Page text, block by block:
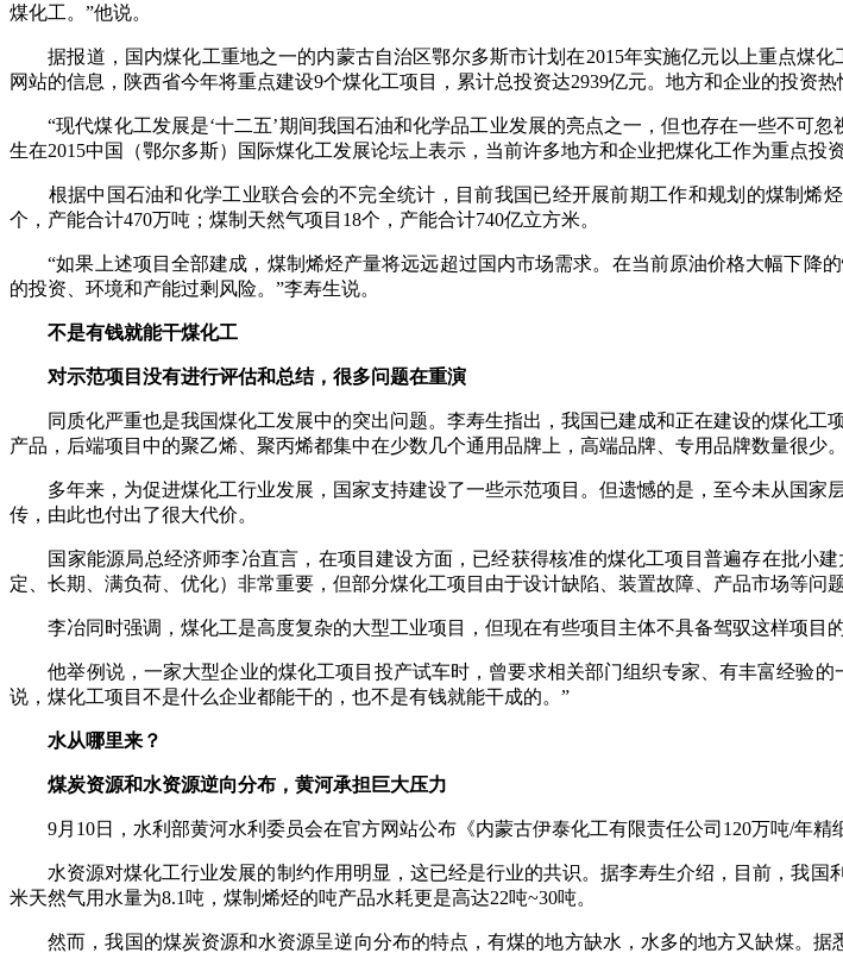
煤化工。”他说。
据报道，国内煤化工重地之一的内蒙古自治区鄂尔多斯市计划在2015年实施亿元以上重点煤化
网站的信息，陕西省今年将重点建设9个煤化工项目，累计总投资达2939亿元。地方和企业的投资热
“现代煤化工发展是‘十二五’期间我国石油和化学品工业发展的亮点之一，但也存在一些不可
生在2015中国（鄂尔多斯）国际煤化工发展论坛上表示，当前许多地方和企业把煤化工作为重点投
根据中国石油和化学工业联合会的不完全统计，目前我国已经开展前期工作和规划的煤制烯
个，产能合计470万吨；煤制天然气项目18个，产能合计740亿立方米。
“如果上述项目全部建成，煤制烯烃产量将远远超过国内市场需求。在当前原油价格大幅下降
的投资、环境和产能过剩风险。”李寿生说。
不是有钱就能干煤化工
对示范项目没有进行评估和总结，很多问题在重演
同质化严重也是我国煤化工发展中的突出问题。李寿生指出，我国已建成和正在建设的煤化工
产品，后端项目中的聚乙烯、聚丙烯都集中在少数几个通用品牌上，高端品牌、专用品牌数量很
多年来，为促进煤化工行业发展，国家支持建设了一些示范项目。但遗憾的是，至今未从国家
传，由此也付出了很大代价。
国家能源局总经济师李冶直言，在项目建设方面，已经获得核准的煤化工项目普遍存在批小
定、长期、满负荷、优化）非常重要，但部分煤化工项目由于设计缺陷、装置故障、产品市场等问
李冶同时强调，煤化工是高度复杂的大型工业项目，但现在有些项目主体不具备驾驭这样项目
他举例说，一家大型企业的煤化工项目投产试车时，曾要求相关部门组织专家、有丰富经验的
说，煤化工项目不是什么企业都能干的，也不是有钱就能干成的。”
水从哪里来？
煤炭资源和水资源逆向分布，黄河承担巨大压力
9月10日，水利部黄河水利委员会在官方网站公布《内蒙古伊泰化工有限责任公司120万吨/年精
水资源对煤化工行业发展的制约作用明显，这已经是行业的共识。据李寿生介绍，目前，我国
米天然气用水量为8.1吨，煤制烯烃的吨产品水耗更是高达22吨~30吨。
然而，我国的煤炭资源和水资源呈逆向分布的特点，有煤的地方缺水，水多的地方又缺煤。据